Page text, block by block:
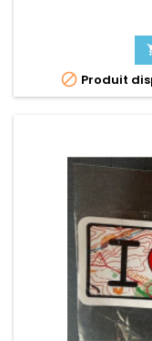
 Produit